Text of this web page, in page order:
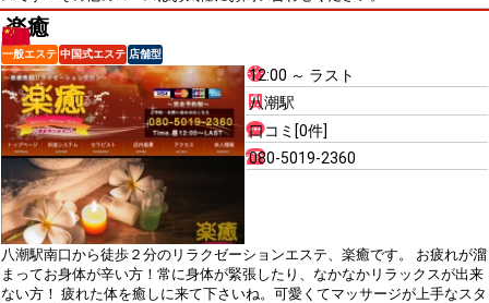
楽癒
一般エステ 中国式エステ 店舗型
12:00 ～ ラスト
八潮駅
口コミ[0件]
080-5019-2360
八潮駅南口から徒歩２分のリラクゼーションエステ、楽癒です。 お疲れが溜
まってお身体が辛い方！常に身体が緊張したり、なかなかリラックスが出来
ない方！ 疲れた体を癒しに来て下さいね。可愛くてマッサージが上手なスタ